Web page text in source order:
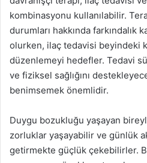
kombinasyonu kullanılabilir.
durumları hakkında farkındalık
olurken, ilaç tedavisi beyindeki
düzenlemeyi hedefler. Tedavi
ve fiziksel sağlığını
benimsemek önemlidir.
Duygu bozukluğu yaşayan
zorluklar yaşayabilir ve günlük
getirmekte güçlük çekebilirler.